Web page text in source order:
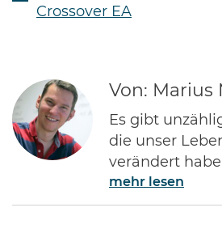
Crossover EA
Von: Marius
Es gibt
die unser
verändert
des Internets
zu den
mehr lesen